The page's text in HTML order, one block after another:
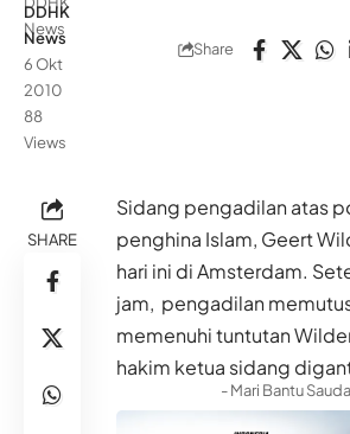
DDHK
News
6 Okt
2010
88
Views
Share
SHARE
Sidang pengadilan atas
penghina Islam, Geert
hari ini di Amsterdam.
jam, pengadilan
memenuhi tuntutan
hakim ketua sidang
- Mari Bantu